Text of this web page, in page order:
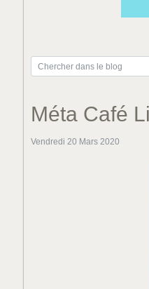
Méta Café
Vendredi 20 Mars 2020